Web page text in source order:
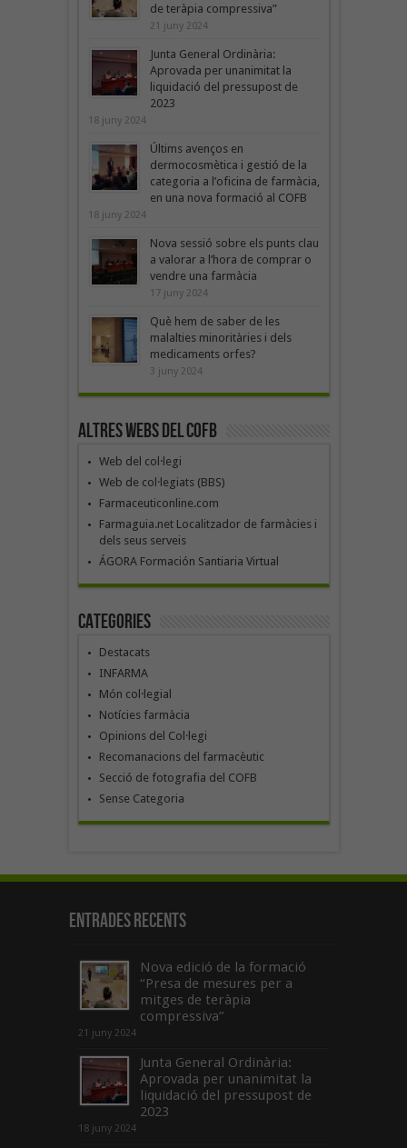
de teràpia compressiva”
21 juny 2024
Junta General Ordinària:
Aprovada per unanimitat la
liquidació del pressupost de
2023
18 juny 2024
Últims avenços en
dermocosmètica i gestió de la
categoria a l’oficina de farmàcia,
en una nova formació al COFB
18 juny 2024
Nova sessió sobre els punts clau
a valorar a l’hora de comprar o
vendre una farmàcia
17 juny 2024
Què hem de saber de les
malalties minoritàries i dels
medicaments orfes?
3 juny 2024
Altres webs del COFB
Web del col·legi
Web de col·legiats (BBS)
Farmaceuticonline.com
Farmaguia.net Localitzador de farmàcies i
dels seus serveis
ÁGORA Formación Santiaria Virtual
Categories
Destacats
INFARMA
Món col·legial
Notícies farmàcia
Opinions del Col·legi
Recomanacions del farmacèutic
Secció de fotografia del COFB
Sense Categoria
Entrades recents
Nova edició de la formació
“Presa de mesures per a
mitges de teràpia
compressiva”
21 juny 2024
Junta General Ordinària:
Aprovada per unanimitat la
liquidació del pressupost de
2023
18 juny 2024